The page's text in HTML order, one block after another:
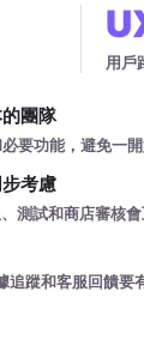
用戶
團隊
要功能，避免一開
考慮
測試和商店審核會
蹤和客服回饋要